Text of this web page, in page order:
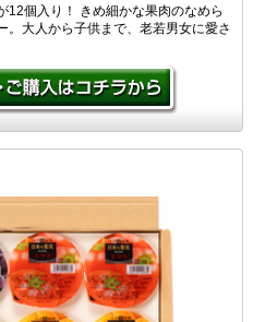
12個入り！ きめ細かな果肉のなめら
。大人から子供まで、老若男女に愛さ